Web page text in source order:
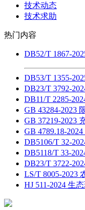
技术动态
技术求助
热门内容
DB52/T 1867-
DB53/T 1355-
DB23/T 3792-
DB11/T 2285-
GB 43284-2023
GB 37219-2023
GB 4789.18-
DB5106/T 32-
DB5118/T 33-
DB23/T 3722-
LS/T 8005-2023
HJ 511-2024 生